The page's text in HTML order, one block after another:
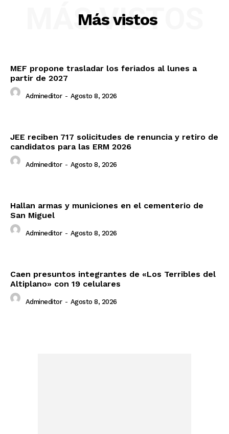
Más vistos
MÁS VISTOS
MEF propone trasladar los feriados al lunes a
partir de 2027
Admineditor - Agosto 8, 2026
JEE reciben 717 solicitudes de renuncia y retiro de
candidatos para las ERM 2026
Admineditor - Agosto 8, 2026
Hallan armas y municiones en el cementerio de
San Miguel
Admineditor - Agosto 8, 2026
Caen presuntos integrantes de «Los Terribles del
Altiplano» con 19 celulares
Admineditor - Agosto 8, 2026